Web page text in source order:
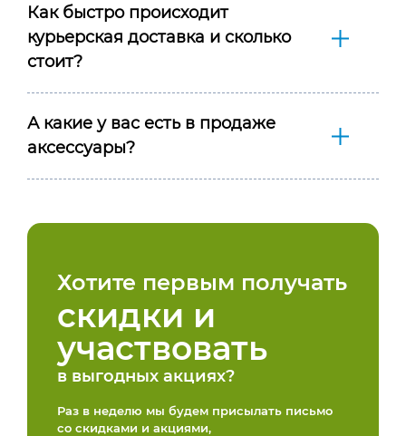
Как быстро происходит
курьерская доставка и сколько
стоит?
А какие у вас есть в продаже
аксессуары?
Хотите первым получать
скидки и
участвовать
в выгодных акциях?
Раз в неделю мы будем присылать письмо
со скидками и акциями,